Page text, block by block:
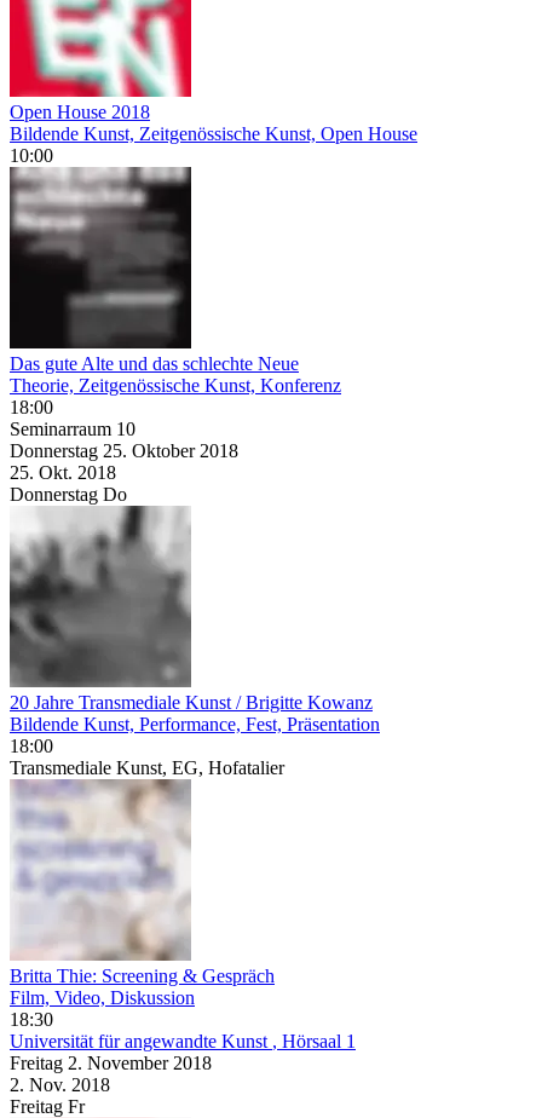
Open House 2018
Bildende Kunst, Zeitgenössische Kunst, Open House
10:00
Das gute Alte und das schlechte Neue
Theorie, Zeitgenössische Kunst, Konferenz
18:00
Seminarraum 10
Donnerstag 25. Oktober 2018
25. Okt. 2018
Donnerstag Do
20 Jahre Transmediale Kunst / Brigitte Kowanz
Bildende Kunst, Performance, Fest, Präsentation
18:00
Transmediale Kunst, EG, Hofatalier
Britta Thie: Screening & Gespräch
Film, Video, Diskussion
18:30
Universität für angewandte Kunst , Hörsaal 1
Freitag 2. November 2018
2. Nov. 2018
Freitag Fr